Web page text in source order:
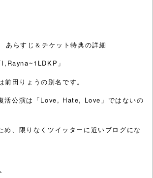
らすじ＆チケット特典の詳細
」
田りょうの別名です。
活公演は「Love, Hate, Love」ではないの
め、限りなくツイッターに近いブログにな